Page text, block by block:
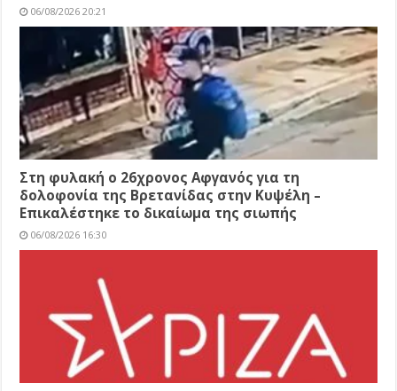
06/08/2026 20:21
Στη φυλακή ο 26χρονος Αφγανός για τη
δολοφονία της Βρετανίδας στην Κυψέλη –
Επικαλέστηκε το δικαίωμα της σιωπής
06/08/2026 16:30